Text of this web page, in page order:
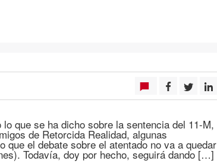
que se ha dicho sobre la sentencia del 11-M,
de Retorcida Realidad, algunas
que el debate sobre el atentado no va a quedar
Todavía, doy por hecho, seguirá dando […]